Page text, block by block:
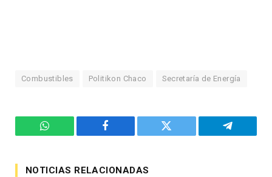
Combustibles Politikon Chaco Secretaría de Energía
WhatsApp Facebook Twitter Telegram
NOTICIAS RELACIONADAS